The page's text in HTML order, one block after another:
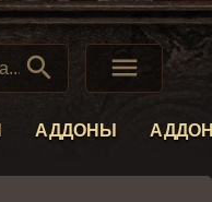
 
АДДОНЫ